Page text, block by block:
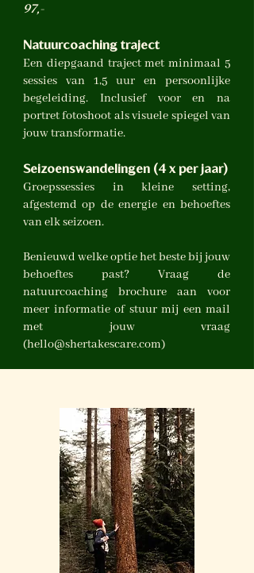
97,-
Natuurcoaching traject
Een diepgaand traject met minimaal 5
sessies van 1,5 uur en persoonlijke
begeleiding. Inclusief voor en na
portret fotoshoot als visuele spiegel van
jouw transformatie.
Seizoenswandelingen (4 x per jaar)
Groepssessies in kleine setting,
afgestemd op de energie en behoeftes
van elk seizoen.
Benieuwd welke optie het beste bij jouw
behoeftes past? Vraag de
natuurcoaching brochure aan voor
meer informatie of stuur mij een mail
met jouw vraag
(hello@shertakescare.com)